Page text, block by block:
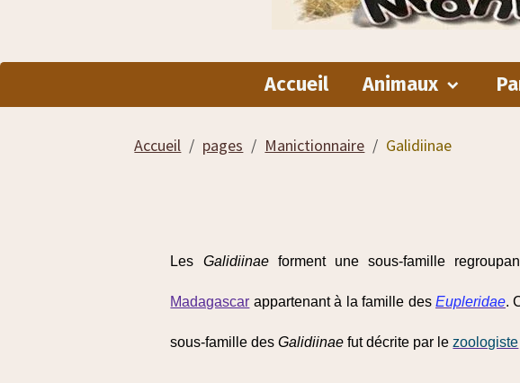
Accueil Animaux
Accueil pages Manictionnaire Galidiinae
Les Galidiinaeforment une sous-famille
Madagascar appartenant à la famille des Eupleridae.
sous-famille desGalidiinae fut décrite par lezoologiste